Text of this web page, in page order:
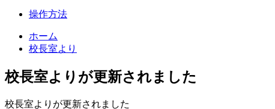
操作方法
ホーム
校長室より
校長室よりが更新されました
校長室よりが更新されました